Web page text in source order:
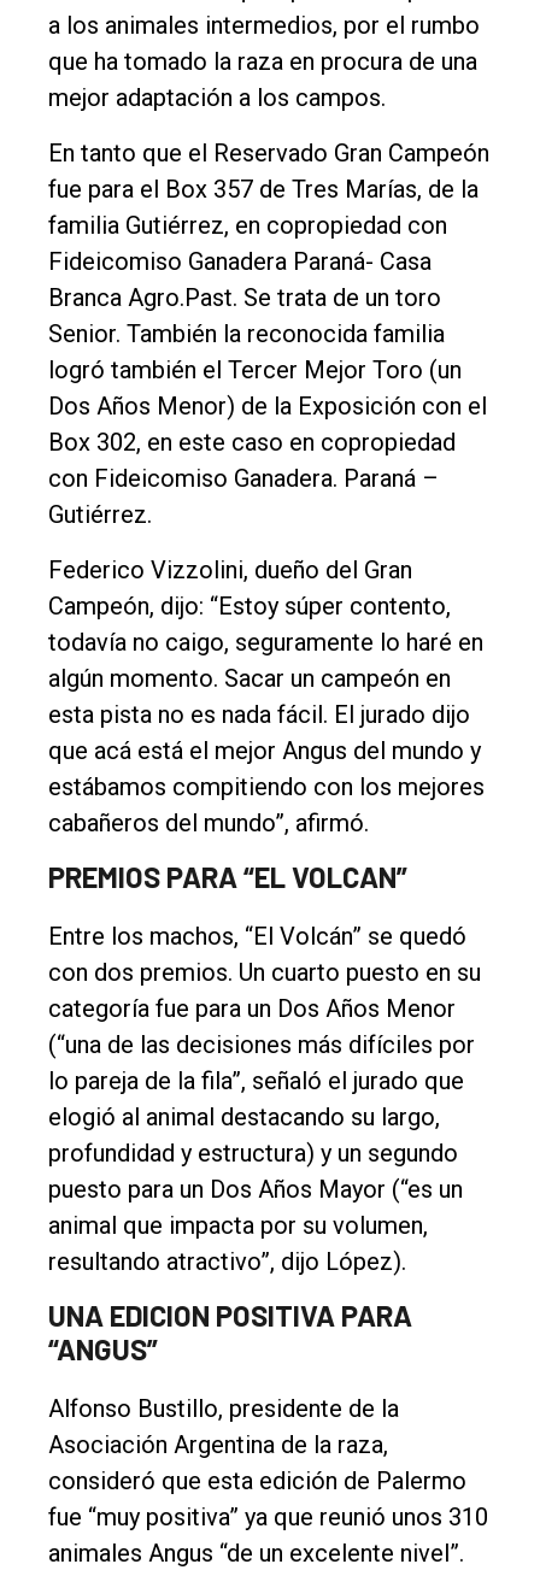
a los animales intermedios, por el rumbo
que ha tomado la raza en procura de una
mejor adaptación a los campos.
En tanto que el Reservado Gran Campeón
fue para el Box 357 de Tres Marías, de la
familia Gutiérrez, en copropiedad con
Fideicomiso Ganadera Paraná- Casa
Branca Agro.Past. Se trata de un toro
Senior. También la reconocida familia
logró también el Tercer Mejor Toro (un
Dos Años Menor) de la Exposición con el
Box 302, en este caso en copropiedad
con Fideicomiso Ganadera. Paraná –
Gutiérrez.
Federico Vizzolini, dueño del Gran
Campeón, dijo: “Estoy súper contento,
todavía no caigo, seguramente lo haré en
algún momento. Sacar un campeón en
esta pista no es nada fácil. El jurado dijo
que acá está el mejor Angus del mundo y
estábamos compitiendo con los mejores
cabañeros del mundo”, afirmó.
PREMIOS PARA “EL VOLCAN”
Entre los machos, “El Volcán” se quedó
con dos premios. Un cuarto puesto en su
categoría fue para un Dos Años Menor
(“una de las decisiones más difíciles por
lo pareja de la fila”, señaló el jurado que
elogió al animal destacando su largo,
profundidad y estructura) y un segundo
puesto para un Dos Años Mayor (“es un
animal que impacta por su volumen,
resultando atractivo”, dijo López).
UNA EDICION POSITIVA PARA
“ANGUS”
Alfonso Bustillo, presidente de la
Asociación Argentina de la raza,
consideró que esta edición de Palermo
fue “muy positiva” ya que reunió unos 310
animales Angus “de un excelente nivel”.